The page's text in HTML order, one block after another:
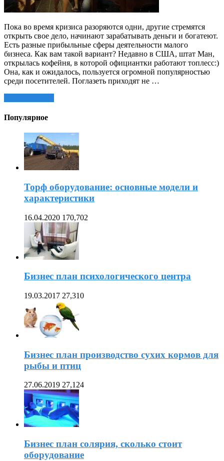
Пока во время кризиса разоряются одни, другие стремятся
открыть свое дело, начинают зарабатывать деньги и богатеют.
Есть разные прибыльные сферы деятельности малого
бизнеса. Как вам такой вариант? Недавно в США, штат Ман,
открылась кофейня, в которой официантки работают топлесс:)
Она, как и ожидалось, пользуется огромной популярностью
среди посетителей. Поглазеть приходят не …
Популярное
Торф оборудование: основные модели и
характеристики
16.04.2020 170,702
Бизнес план психологического центра
19.03.2017 27,310
Бизнес план производство сухих кормов для
рыбы и птиц
27.06.2019 27,124
Бизнес план солярия, сколько стоит
оборудование